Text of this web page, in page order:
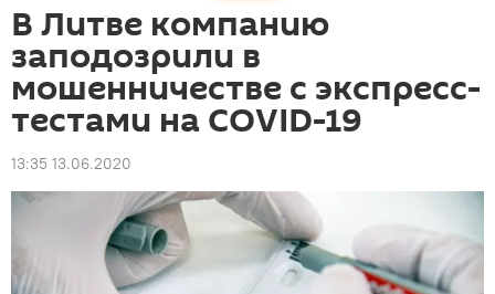
В Литве компанию
заподозрили в
мошенничестве с экспресс-
тестами на COVID-19
13:35 13.06.2020